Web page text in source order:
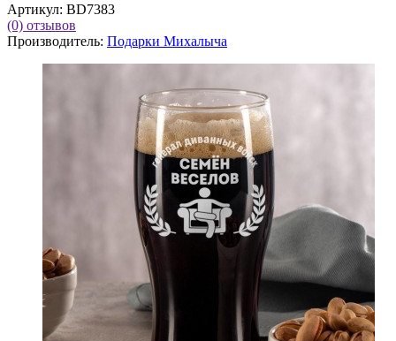
Артикул: BD7383
(0) отзывов
Производитель: Подарки Михалыча